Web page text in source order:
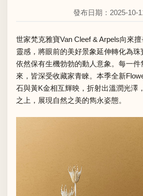
發布日期：2025-10-
世家梵克雅寶Van Cleef & Arpels向來
靈感，將眼前的美好景象延伸轉化為
依然保有生機勃勃的動人意象。每一件
來，皆深受收藏家青睞。本季全新
石與黃K金相互輝映，折射出溫潤光澤
之上，展現自然之美的雋永姿態。